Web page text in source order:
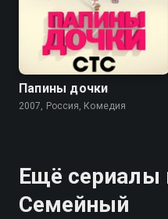
5.9 4.9
Папины дочки
2007, Россия, Комедия
Ещё сериалы
Семейный